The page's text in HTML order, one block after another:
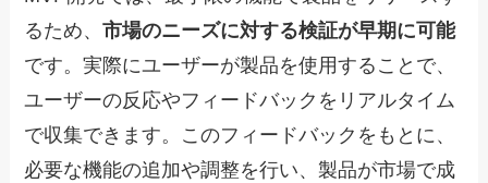
るため、市場のニーズに対する検証が早期に可能
です。実際にユーザーが製品を使用することで、
ユーザーの反応やフィードバックをリアルタイム
で収集できます。このフィードバックをもとに、
必要な機能の追加や調整を行い、製品が市場で成